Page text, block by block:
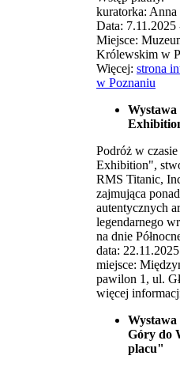
kuratorka:
Data:
Miejsce:
Królewskim w
Więcej: strona
w Poznaniu
Podróż w
Exhibition",
RMS Titanic,
zajmująca
autentycznych
legendarnego
na dnie
data:
miejsce:
pawilon 1, ul.
więcej
Góry do
placu"